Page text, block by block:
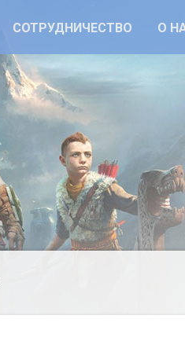
СОТРУДНИЧЕСТВО О